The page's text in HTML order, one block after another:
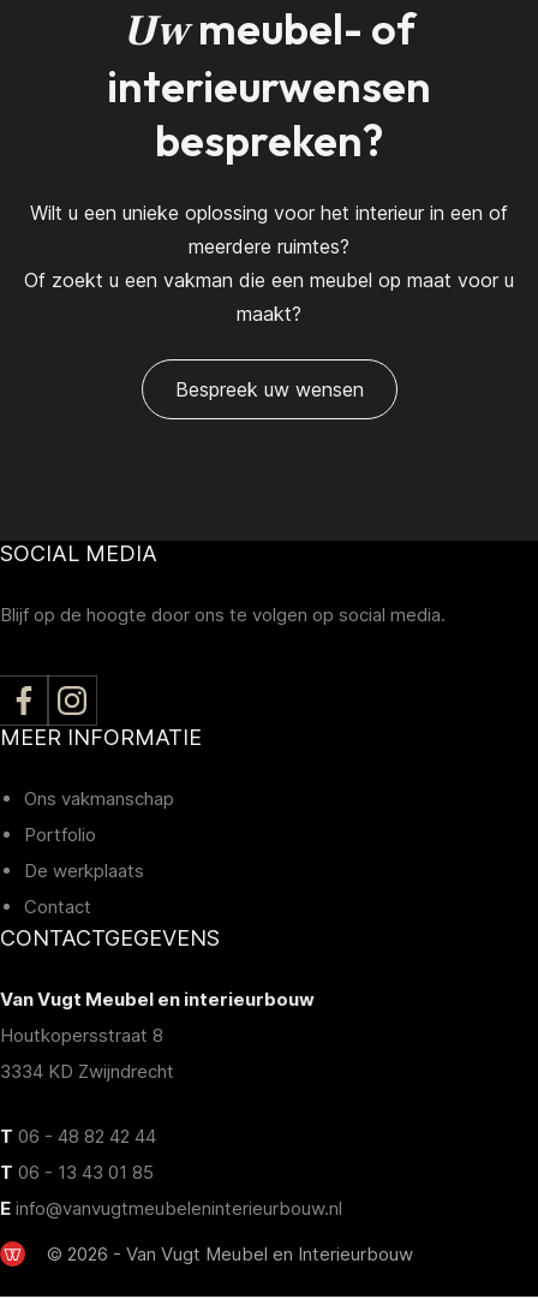
Uwmeubel- of
interieurwensen
bespreken?
Wilt u een unieke oplossing voor het interieur in een of
meerdere ruimtes?
Of zoekt u een vakman die een meubel op maat voor u
maakt?
Bespreek uw wensen
SOCIAL MEDIA
Blijf op de hoogte door ons te volgen op social media.
MEER INFORMATIE
Ons vakmanschap
Portfolio
De werkplaats
Contact
CONTACTGEGEVENS
Van Vugt Meubel en interieurbouw
Houtkopersstraat 8
3334 KD Zwijndrecht
T 06 - 48 82 42 44
T 06 - 13 43 01 85
E info@vanvugtmeubeleninterieurbouw.nl
© 2026 - Van Vugt Meubel en Interieurbouw